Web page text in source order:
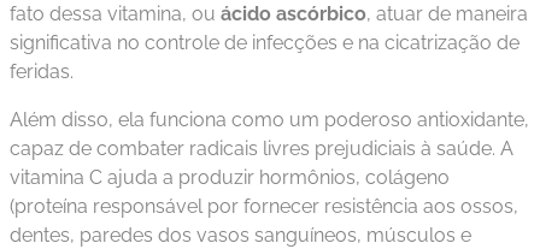
fato dessa vitamina, ou ácido ascórbico, atuar de maneira
significativa no controle de infecções e na cicatrização de
feridas.
Além disso, ela funciona como um poderoso antioxidante,
capaz de combater radicais livres prejudiciais à saúde. A
vitamina C ajuda a produzir hormônios, colágeno
(proteína responsável por fornecer resistência aos ossos,
dentes, paredes dos vasos sanguíneos, músculos e